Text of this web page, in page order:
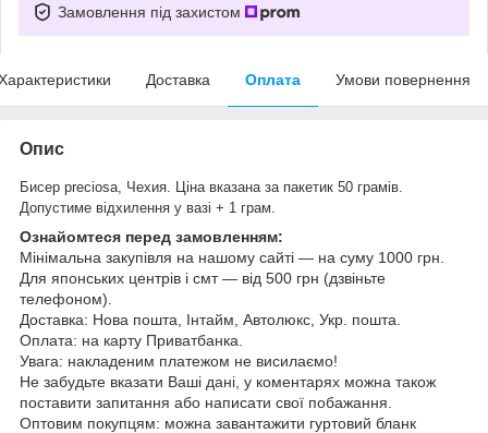
Замовлення під захистом
Доставка Оплата Умови повернення
Опис
Бисер preciosa, Чехия.
Ціна вказана за пакетик 50 грамів.
Допустиме відхилення у вазі + 1 грам.
Ознайомтеся перед замовленням:
Мінімальна закупівля на нашому сайті — на суму 1000 грн.
Для японських центрів і смт — від 500 грн (дзвіньте
телефоном).
Доставка: Нова пошта, Інтайм, Автолюкс, Укр. пошта.
Оплата: на карту Приватбанка.
Увага: накладеним платежом не висилаємо!
Не забудьте вказати Ваші дані, у коментарях можна також
поставити запитання або написати свої побажання.
Оптовим покупцям: можна завантажити гуртовий бланк